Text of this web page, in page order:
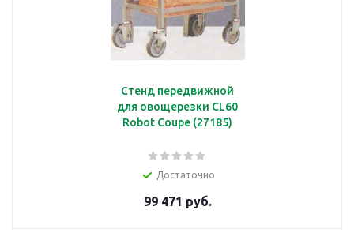
Стенд передвижной
для овощерезки CL60
Robot Coupe (27185)
Достаточно
99 471 руб.